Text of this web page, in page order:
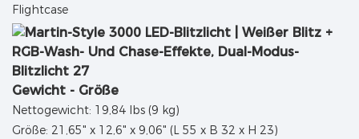
Flightcase
Gewicht - Größe
Nettogewicht: 19,84 lbs (9 kg)
Größe: 21,65" x 12,6" x 9,06" (L 55 x B 32 x H 23)